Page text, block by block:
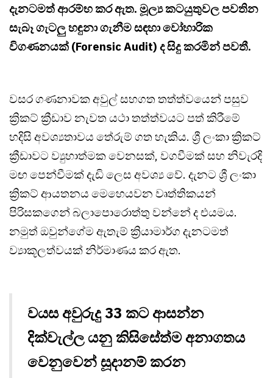
දැනටමත් ආරම්භ කර ඇත. මූල්‍ය කටයුතුවල පවතින
සැබෑ ගැටලු හඳුනා ගැනීම සඳහා වෝහාරික
විගණනයක් (Forensic Audit) ද සිදු කරමින් පවතී.
වසර ගණනාවක අවුල් සහගත තත්ත්වයෙන් පසුව
ක්‍රිකට් ක්‍රීඩාව නැවත යථා තත්ත්වයට පත් කිරීමේ
හදිසි අවශ්‍යතාවය තේරුම් ගත හැකිය. ශ්‍රී ලංකා ක්‍රිකට්
ක්‍රීඩාවට ව්‍යුහාත්මක වෙනසක්, වගවීමක් සහ නිවැරදි
මඟ පෙන්වීමක් දැඩි ලෙස අවශ්‍ය වේ. දැනට ශ්‍රී ලංකා
ක්‍රිකට් ආයතනය මෙහෙයවන වෘත්තිකයන්
පිරිසකගෙන් බලාපොරොත්තු වන්නේ ද එයමය.
නමුත් ඔවුන්ගේම ඇතැම් ක්‍රියාමාර්ග දැනටමත්
ව්‍යාකූලත්වයක් නිර්මාණය කර ඇත.
වයස අවුරුදු 33 කට ආසන්න
දික්වැල්ල යනු කිසිසේත්ම අනාගතය
වෙනුවෙන් සූදානම් කරන